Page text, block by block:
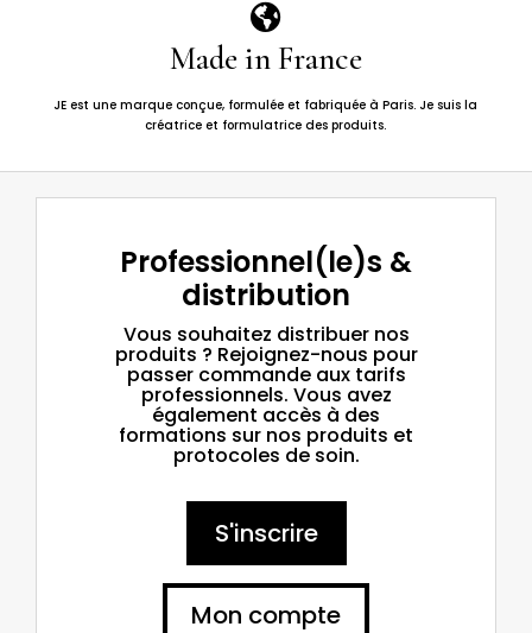

Made in France
JE est une marque conçue, formulée et fabriquée à Paris. Je suis la
créatrice et formulatrice des produits.
Professionnel(le)s &
distribution
Vous souhaitez distribuer nos
produits ? Rejoignez-nous pour
passer commande aux tarifs
professionnels. Vous avez
également accès à des
formations sur nos produits et
protocoles de soin.
S'inscrire
Mon compte